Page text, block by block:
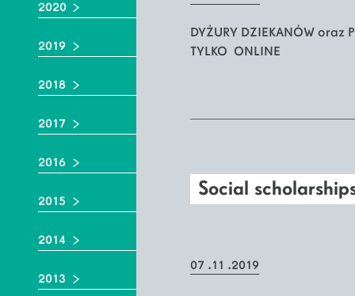
2020
2019
2018
2017
2016
2015
2014
2013
DYŻURY DZIEKANÓW oraz
TYLKO ONLINE
Social
07 .11 .2019